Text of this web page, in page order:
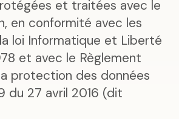
et traitées avec le
en conformité avec les
loi Informatique et Liberté
et avec le Règlement
protection des données
du 27 avril 2016 (dit